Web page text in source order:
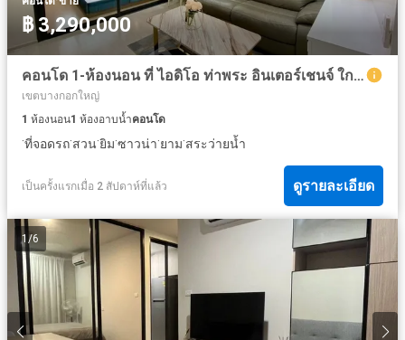
฿ 3,290,000
คอนโด 1-ห้องนอน ที่ ไอดิโอ ท่าพระ อินเตอร์เชนจ์ ใกล้ MRT ท่าพระ
เขตบางกอกใหญ่
1 ห้องนอน1 ห้องอาบน้ำคอนโด
·ที่จอดรถ·สวน·ยิม·ซาวน่า·ยาม·สระว่ายน้ำ
เป็นครั้งแรกเมื่อ 2 สัปดาห์ที่แล้ว ดูรายละเอียด
1 /6